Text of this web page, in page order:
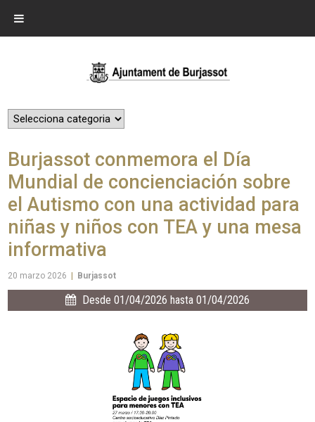
Burjassot conmemora el Día
Mundial de concienciación sobre
el Autismo con una actividad para
niñas y niños con TEA y una mesa
informativa
20 marzo 2026 Burjassot
Desde 01/04/2026 hasta 01/04/2026